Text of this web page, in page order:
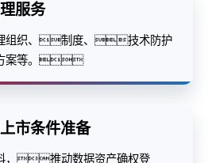
服务
组织、制度、技术防护
案等。
市条件准备
，推动数据资产确权登